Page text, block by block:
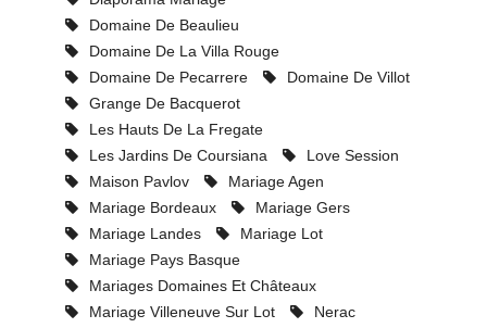
Domaine De Beaulieu
Domaine De La Villa Rouge
Domaine De Pecarrere
Domaine De Villot
Grange De Bacquerot
Les Hauts De La Fregate
Les Jardins De Coursiana
Love Session
Maison Pavlov
Mariage Agen
Mariage Bordeaux
Mariage Gers
Mariage Landes
Mariage Lot
Mariage Pays Basque
Mariages Domaines Et Châteaux
Mariage Villeneuve Sur Lot
Nerac